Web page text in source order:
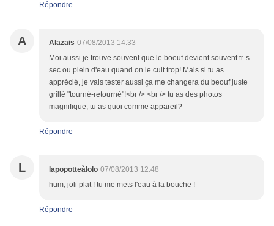
Répondre
A Alazais 07/08/2013 14:33
Moi aussi je trouve souvent que le boeuf devient souvent tr-s
sec ou plein d'eau quand on le cuit trop! Mais si tu as
apprécié, je vais tester aussi ça me changera du beouf juste
grillé "tourné-retourné"!<br /> <br /> tu as des photos
magnifique, tu as quoi comme appareil?
Répondre
L lapopotteàlolo 07/08/2013 12:48
hum, joli plat ! tu me mets l'eau à la bouche !
Répondre